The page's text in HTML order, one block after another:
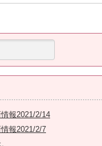
報2021/2/14
報2021/2/7